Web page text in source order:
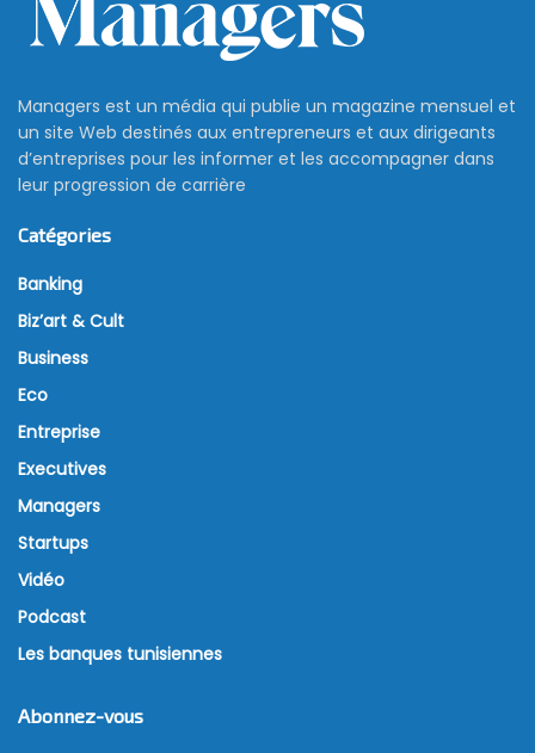
Managers est un média qui publie un magazine mensuel et
un site Web destinés aux entrepreneurs et aux dirigeants
d’entreprises pour les informer et les accompagner dans
leur progression de carrière
Catégories
Banking
Biz’art & Cult
Business
Eco
Entreprise
Executives
Managers
Startups
Vidéo
Podcast
Les banques tunisiennes
Abonnez-vous